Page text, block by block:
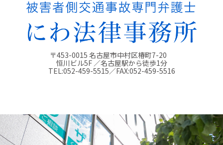
〒453-0015 名古屋市中村区椿町7-20
恒川ビル5F ／名古屋駅から徒歩1分
TEL:052-459-5515／FAX:052-459-5516